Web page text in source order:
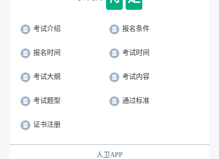
考试介绍 报名条件
报名时间 考试时间
考试大纲 考试内容
考试题型 通过标准
证书注册
人卫APP